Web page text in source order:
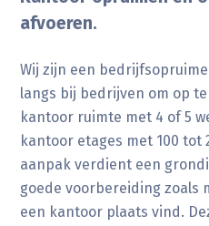
afvoeren.
Wij zijn een
langs bij bedrijven om op
kantoor ruimte met 4 of 5
kantoor etages met 100 tot
aanpak verdient een
goede voorbereiding zoals
een kantoor plaats vind.